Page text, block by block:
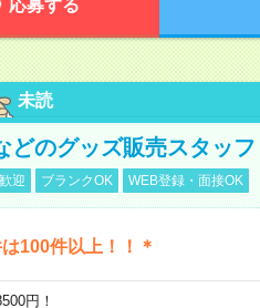
応募する
未読
どのグッズ販売スタッフ
迎 ブランクOK WEB登録・面接OK
100件以上！！＊
円！